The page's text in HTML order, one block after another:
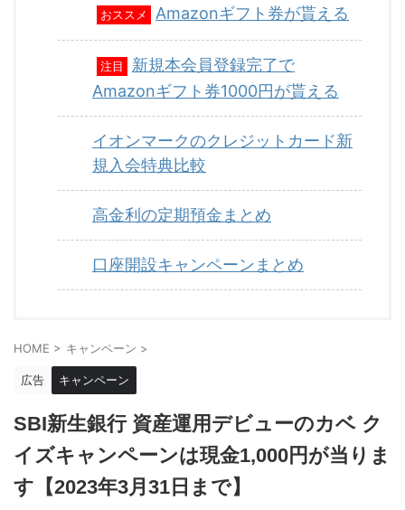
おススメ Amazonギフト券が貰える
注目
新規本会員登録完了で
Amazonギフト券1000円が貰える
イオンマークのクレジットカード新
規入会特典比較
高金利の定期預金まとめ
口座開設キャンペーンまとめ
HOME > キャンペーン >
広告 キャンペーン
SBI新生銀行 資産運用デビューのカベ ク
イズキャンペーンは現金1,000円が当りま
す【2023年3月31日まで】